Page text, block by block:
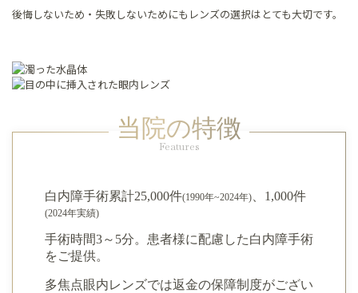
後悔しないため・失敗しないためにもレンズの選択はとても大切です。
当院の特徴
Features
白内障手術累計25,000件(1990年~2024年) 、1,000件
(2024年実績)
手術時間3～5分。患者様に配慮した白内障手術
をご提供。
多焦点眼内レンズでは返金の保障制度がござい